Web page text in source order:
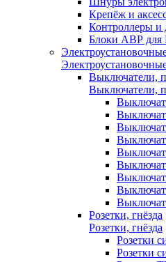
Крепёж и
Контроллеры и
Блоки АВР для
Выключатели,
Выключатели,
Розетки, гнёзда
Розетки, гнёзда
Розетки
Розетки